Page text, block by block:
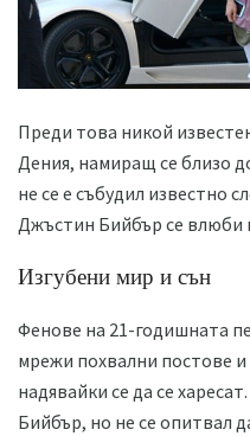
Преди това никой
Дения, намиращ се близо
не се е събудил известно
Джъстин Бийбър се влюби
Изгубени мир и сън
Фенове на 21-годишната
мрежи похвални постове
надявайки се да се
Бийбър, но не се опитвал